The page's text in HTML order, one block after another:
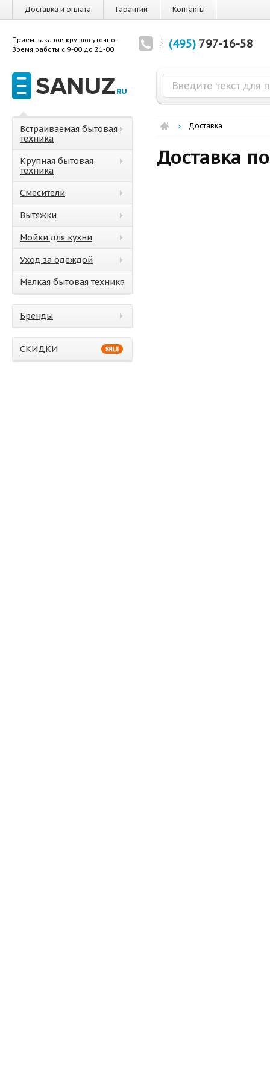
Доставка и оплата Гарантии Контакты
Прием заказов круглосуточно.
Время работы с 9-00 до 21-00
(495) 797-16-58
Доставка
Доставка
Встраиваемая бытовая
техника
Крупная бытовая
техника
Смесители
Вытяжки
Мойки для кухни
Уход за одеждой
Мелкая бытовая техника
Бренды
СКИДКИ